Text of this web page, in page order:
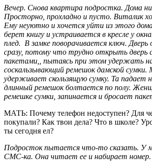
Вечер. Снова квартира подростка. Дома
Просторно, прохладно и пусто. Виталик
Ему неуютно и хочется уйти из этого
берет книгу и устраивается в кресле у
плед. В замке поворачивается ключ.
сразу, потому что трудно открыть
пакетами,, пытаясь при этом удержать
соскальзывающий ремешок дамской сумки.
удерживает скользящую сумку. Та падает
длинный ремешок болтается по полу.
ремешке сумки, запинается и бросает
МАТЬ: Почему телефон недоступен? Для
покупали? Как твои дела? Что в школе?
ты сегодня ел?
Подросток пытается что-то сказать. У
СМС-ка. Она читает ее и набирает номер.